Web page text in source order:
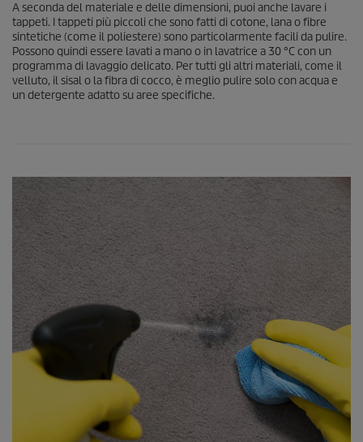
A seconda del materiale e delle dimensioni, puoi anche lavare i
tappeti. I tappeti più piccoli che sono fatti di cotone, lana o fibre
sintetiche (come il poliestere) sono particolarmente facili da pulire.
Possono quindi essere lavati a mano o in lavatrice a 30 °C con un
programma di lavaggio delicato. Per tutti gli altri materiali, come il
velluto, il sisal o la fibra di cocco, è meglio pulire solo con acqua e
un detergente adatto su aree specifiche.